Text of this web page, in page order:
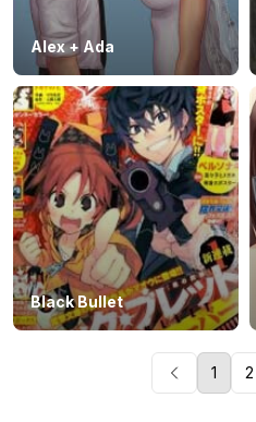
Alex + Ada
Black Bullet
1 2